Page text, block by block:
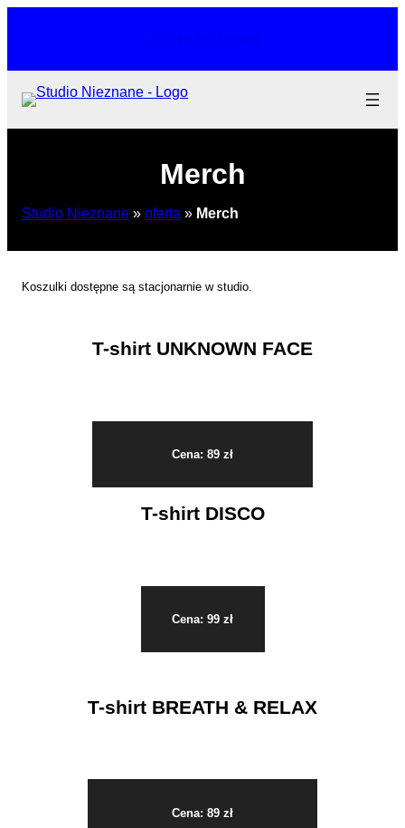
Merch
Studio Nieznane » oferta » Merch
Koszulki dostępne są stacjonarnie w studio.
T-shirt UNKNOWN FACE
Cena: 89 zł
T-shirt DISCO
Cena: 99 zł
T-shirt BREATH & RELAX
Cena: 89 zł